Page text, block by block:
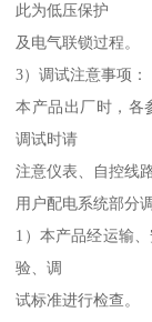
此为低压保护
及电气联锁过程。
3）调试注意事项：
本产品出厂时，各
调试时请
注意仪表、自控线
用户配电系统部分
1）本产品经运输
验、调
试标准进行检查。